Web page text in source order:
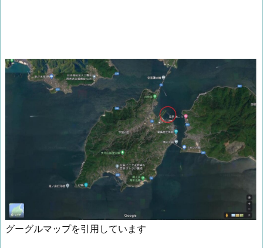
グーグルマップを引用しています